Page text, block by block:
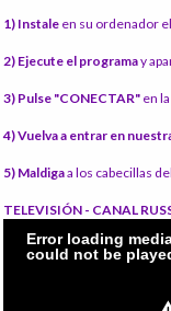
1) Instale en su ordenador
2) Ejecute el programay
3) Pulse "CONECTAR" en
4) Vuelva a entrar en
5) Maldigaa los cabecillas
TELEVISIÓN - CANAL